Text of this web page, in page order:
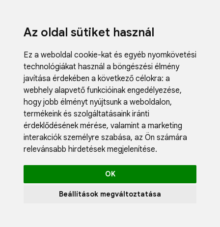
Az oldal sütiket használ
Ez a weboldal cookie-kat és egyéb nyomkövetési
technológiákat használ a böngészési élmény
javítása érdekében a következő célokra: a
webhely alapvető funkcióinak engedélyezése,
hogy jobb élményt nyújtsunk a weboldalon,
termékeink és szolgáltatásaink iránti
érdeklődésének mérése, valamint a marketing
interakciók személyre szabása, az Ön számára
relevánsabb hirdetések megjelenítése.
OK
Beállítások megváltoztatása
Blog